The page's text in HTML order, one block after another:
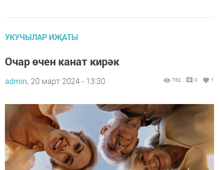
УКУЧЫЛАР ИҖАТЫ
Очар өчен канат кирәк
admin, 20 март 2024 - 13:30 762 0 1